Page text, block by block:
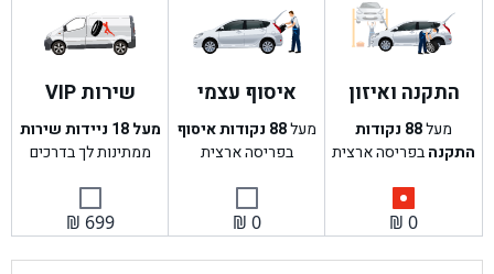
התקנה ואיזון
מעל88 נקודות
התקנהבפריסה ארצית
₪ 0
איסוף עצמי
מעל88 נקודות איסוף
בפריסה ארצית
₪ 0
שירות VIP
מעל 18 ניידות שירות
ממתינות לך בדרכים
₪ 699